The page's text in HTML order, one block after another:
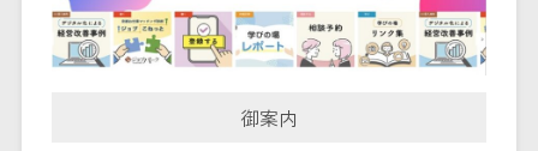
御案内